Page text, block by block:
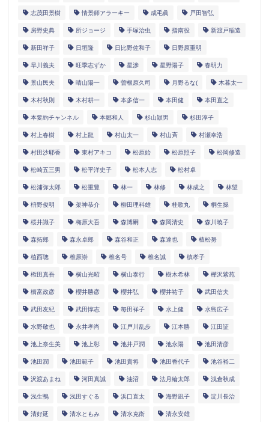
志茂田景樹 情景師アラーキー 成毛眞 戸田智弘
房野史典 所ジョージ 手塚治虫 指南役 新渡戸稲造
新田祥子 日垣隆 日比野佐和子 日野原重明
早川義夫 旺季志ずか 星渉 星野陽子 春明力
景山民夫 晴山陽一 曽根原久司 月野るな( 木暮太一
木村秋則 木村耕一 本多信一 本田健 本田直之
本要約チャンネル 本郷和人 杉山頴男 杉田淳子
村上春樹 村上龍 村山太一 村山斉 村瀬幸浩
村田沙耶香 東村アキコ 松原始 松原照子 松岡修造
松崎五三男 松平洋史子 松本人志 松村卓
松浦弥太郎 松重豊 林一 林修 林成之 林望
枡野俊明 架神恭介 柳田理科雄 桂歌丸 桐生操
桜井識子 梅原大吾 森博嗣 森岡清史 森川暁子
森拓郎 森永卓郎 森谷和正 森達也 植松努
植西聰 椎原崇 椎名号 椎名誠 槙孝子
権田真吾 横山光昭 横山泰行 樹木希林 樺沢紫苑
橋富政彦 櫻井勝彦 櫻井弘 櫻井祐子 武田信夫
武田友紀 武田惇志 毎田祥子 水上健 水島広子
水野敬也 永井孝尚 江戸川乱歩 江本勝 江田証
池上奈生美 池上彰 池井戸潤 池永陽 池田清彦
池田潤 池田範子 池田貴将 池田香代子 池谷裕二
沢渡あまね 河田真誠 油沼 法月綸太郎 浅倉秋成
浅生鴨 浅田すぐる 浜口直太 海野凪子 淀川長治
清好延 清水ともみ 清水克衛 清永安雄